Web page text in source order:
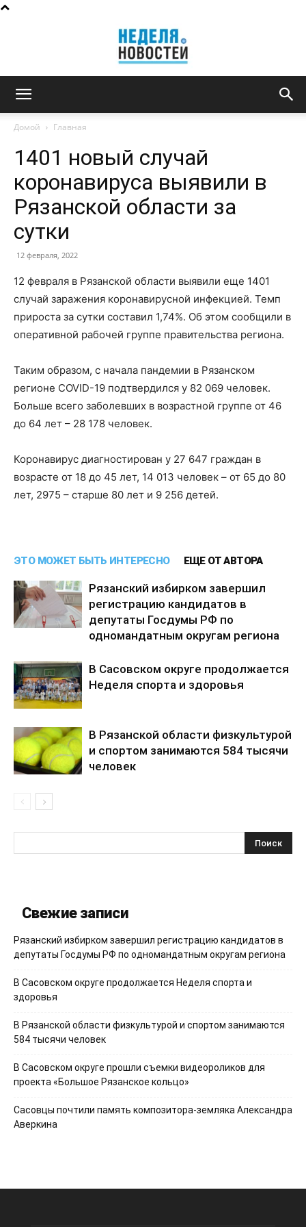
новостей
Домой Главная
1401 новый случай
коронавируса выявили в
Рязанской области за
сутки
12 февраля, 2022
12 февраля в Рязанской области выявили еще 1401
случай заражения коронавирусной инфекцией. Темп
прироста за сутки составил 1,74%. Об этом сообщили в
оперативной рабочей группе правительства региона.
Таким образом, с начала пандемии в Рязанском
регионе COVID-19 подтвердился у 82 069 человек.
Больше всего заболевших в возрастной группе от 46
до 64 лет – 28 178 человек.
Коронавирус диагностирован у 27 647 граждан в
возрасте от 18 до 45 лет, 14 013 человек – от 65 до 80
лет, 2975 – старше 80 лет и 9 256 детей.
ЭТО МОЖЕТ БЫТЬ ИНТЕРЕСНО ЕЩЕ ОТ АВТОРА
Рязанский избирком завершил
регистрацию кандидатов в
депутаты Госдумы РФ по
одномандатным округам региона
В Сасовском округе продолжается
Неделя спорта и здоровья
В Рязанской области физкультурой
и спортом занимаются 584 тысячи
человек
Свежие записи
Рязанский избирком завершил регистрацию кандидатов в
депутаты Госдумы РФ по одномандатным округам региона
В Сасовском округе продолжается Неделя спорта и
здоровья
В Рязанской области физкультурой и спортом занимаются
584 тысячи человек
В Сасовском округе прошли съемки видеороликов для
проекта «Большое Рязанское кольцо»
Сасовцы почтили память композитора-земляка Александра
Аверкина